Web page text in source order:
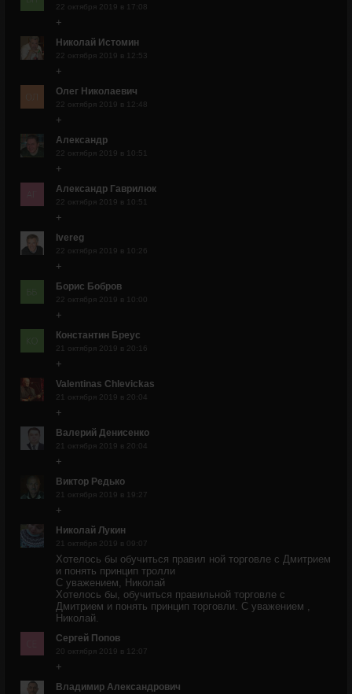
22 октября 2019 в 17:08
+
Николай Истомин
22 октября 2019 в 12:53
+
Олег Николаевич
22 октября 2019 в 12:48
+
Александр
22 октября 2019 в 10:51
+
Александр Гаврилюк
22 октября 2019 в 10:51
+
Ivereg
22 октября 2019 в 10:26
+
Борис Бобров
22 октября 2019 в 10:00
+
Константин Бреус
21 октября 2019 в 20:16
+
Valentinas Chlevickas
21 октября 2019 в 20:04
+
Валерий Денисенко
21 октября 2019 в 20:04
+
Виктор Редько
21 октября 2019 в 19:27
+
Николай Лукин
21 октября 2019 в 09:07
Хотелось бы обучиться правил ной торговле с Дмитрием
и понять принцип тролли
С уважением, Николай
Хотелось бы, обучиться правильной торговле с
Дмитрием и понять принцип торговли. С уважением ,
Николай.
Сергей Попов
20 октября 2019 в 12:07
+
Владимир Александрович